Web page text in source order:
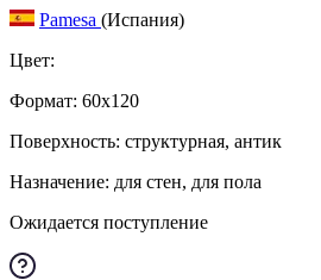
Pamesa (Испания)
Цвет:
Формат: 60x120
Поверхность: структурная, антик
Назначение: для стен, для пола
Ожидается поступление